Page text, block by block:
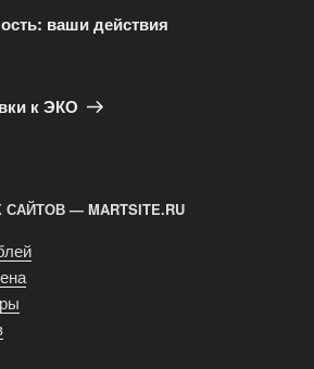
ваши действия
к ЭКО
— MARTSITE.RU